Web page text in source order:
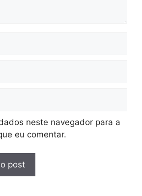
neste navegador para a
eu comentar.